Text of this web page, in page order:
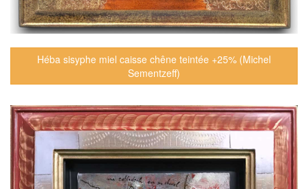
Héba sisyphe miel caisse chêne teintée +25% (Michel
Sementzeff)